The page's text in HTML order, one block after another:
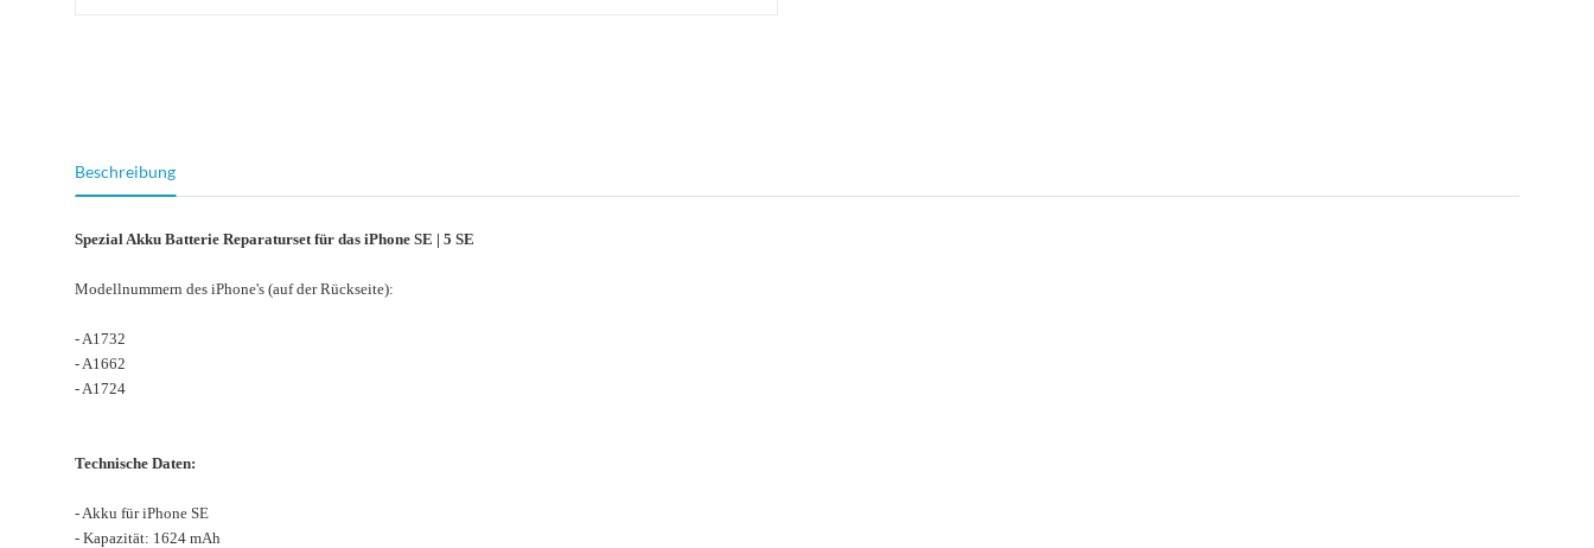
Beschreibung
Spezial Akku Batterie Reparaturset für das iPhone SE | 5 SE
Modellnummern des iPhone's (auf der Rückseite):
- A1732
- A1662
- A1724
Technische Daten:
- Akku für iPhone SE
- Kapazität: 1624 mAh